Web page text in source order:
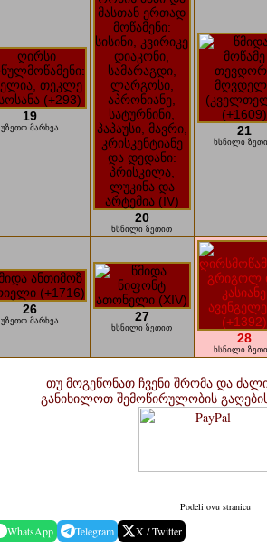
19
უზეთო მარხვა
20
ხსნილი ზეთით
21
ხსნილი
26
უზეთო მარხვა 27
ხსნილი ზეთით
28
ხსნილი
თუ მოგეწონათ ჩვენი შრომა და
განიხილოთ შემოწირულობის
Podeli ovu stranicu
WhatsApp Telegram X / Twitter